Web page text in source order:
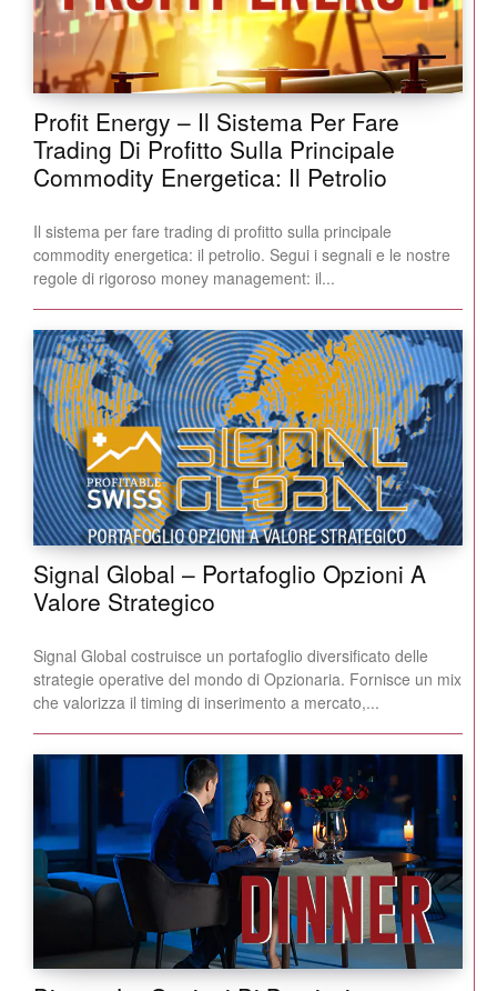
Profit Energy – Il Sistema Per Fare
Trading Di Profitto Sulla Principale
Commodity Energetica: Il Petrolio
Il sistema per fare trading di profitto sulla principale
commodity energetica: il petrolio. Segui i segnali e le nostre
regole di rigoroso money management: il...
Signal Global – Portafoglio Opzioni A
Valore Strategico
Signal Global costruisce un portafoglio diversificato delle
strategie operative del mondo di Opzionaria. Fornisce un mix
che valorizza il timing di inserimento a mercato,...